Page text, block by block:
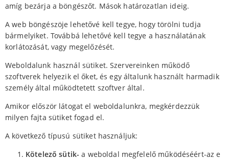
amíg bezárja a böngészőt. Mások határozatlan ideig.
A web böngészöje lehetővé kell tegye, hogy törölni tudja
bármelyiket. Továbbá lehetővé kell tegye a használatának
korlátozását, vagy megelőzését.
Weboldalunk használ sütiket. Szervereinken működő
szoftverek helyezik el őket, és egy általunk használt harmadik
személy által működtetett szoftver által.
Amikor először látogat el weboldalunkra, megkérdezzük
milyen fajta sütiket fogad el.
A következő típusú sütiket használjuk:
Kötelező sütik- a weboldal megfelelő működéséért-az e